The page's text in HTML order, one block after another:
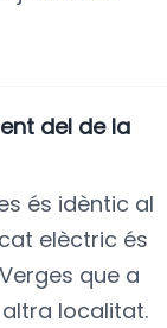
del de la
és idèntic al
elèctric és
que a
localitat.